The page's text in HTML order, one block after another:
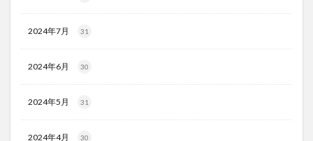
2024年7月 31
2024年6月 30
2024年5月 31
2024年4月 30